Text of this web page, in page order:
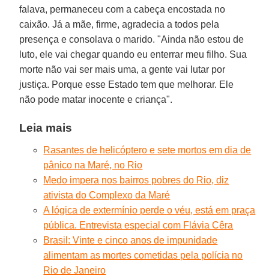
falava, permaneceu com a cabeça encostada no
caixão. Já a mãe, firme, agradecia a todos pela
presença e consolava o marido. "Ainda não estou de
luto, ele vai chegar quando eu enterrar meu filho. Sua
morte não vai ser mais uma, a gente vai lutar por
justiça. Porque esse Estado tem que melhorar. Ele
não pode matar inocente e criança".
Leia mais
Rasantes de helicóptero e sete mortos em dia de
pânico na Maré, no Rio
Medo impera nos bairros pobres do Rio, diz
ativista do Complexo da Maré
A lógica de extermínio perde o véu, está em praça
pública. Entrevista especial com Flávia Cêra
Brasil: Vinte e cinco anos de impunidade
alimentam as mortes cometidas pela polícia no
Rio de Janeiro